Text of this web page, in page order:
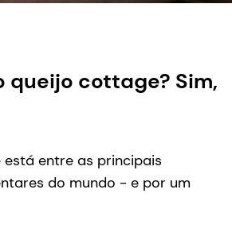
queijo cottage? Sim,
entre as principais
do mundo - e por um